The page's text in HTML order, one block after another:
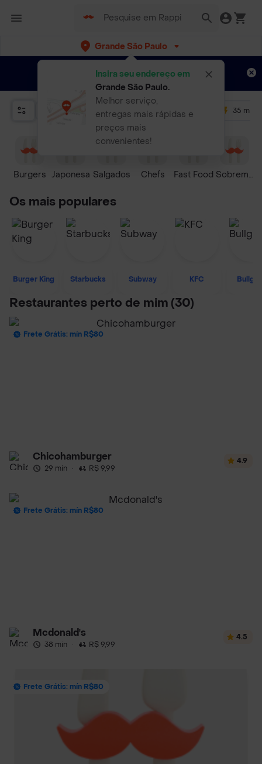
Grande São Paulo
Insira seu endereço em
Grande São Paulo.
Melhor serviço,
entregas mais rápidas e
preços mais
convenientes!
Entregas grátis por 15 dias! Aplicam T&C
Relevância Promos + 4.5 35 mins
Burgers Japonesa Salgados Chefs Fast Food
Os mais populares
Burger King Starbucks Subway KFC
Restaurantes perto de mim (30)
Frete Grátis: mín R$80
Chicohamburger
29 min · R$ 9,99
4.9
Frete Grátis: mín R$80
Mcdonald's
38 min · R$ 9,99
4.5
Frete Grátis: mín R$80